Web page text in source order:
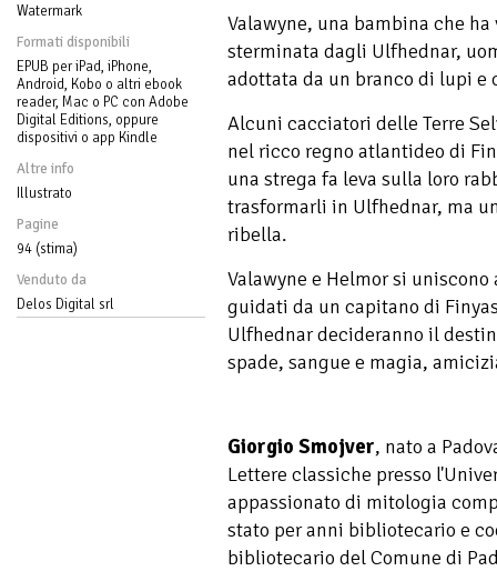
Watermark
Formati disponibili
EPUB per iPad, iPhone,
Android, Kobo o altri ebook
reader, Mac o PC con Adobe
Digital Editions, oppure
dispositivi o app Kindle
Altre info
Illustrato
Pagine
94 (stima)
Venduto da
Delos Digital srl
Valawyne, una bambina che
sterminata dagli Ulfhednar,
adottata da un branco di lupi e
Alcuni cacciatori delle Terre
nel ricco regno atlantideo di
una strega fa leva sulla loro
trasformarli in Ulfhednar, ma
ribella.
Valawyne e Helmor si
guidati da un capitano di
Ulfhednar decideranno il
spade, sangue e magia,
Giorgio Smojver, nato a
Lettere classiche presso
appassionato di mitologia
stato per anni bibliotecario e
bibliotecario del Comune di